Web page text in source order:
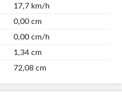
17,7 km/h
0,00 cm
0,00 cm/h
1,34 cm
72,08 cm